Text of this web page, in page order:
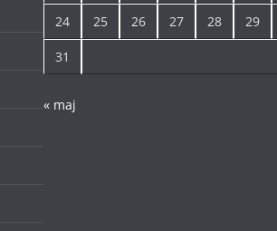
24 25 26 27 28 29
31
« maj